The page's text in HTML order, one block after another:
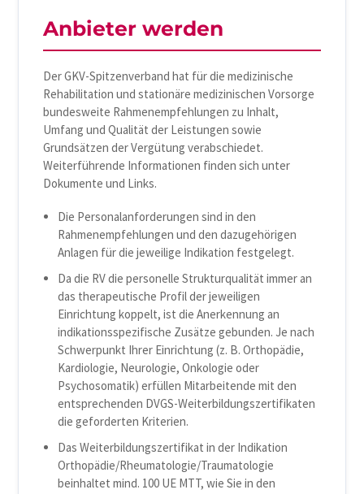
Anbieter werden
Der GKV-Spitzenverband hat für die medizinische
Rehabilitation und stationäre medizinischen Vorsorge
bundesweite Rahmenempfehlungen zu Inhalt,
Umfang und Qualität der Leistungen sowie
Grundsätzen der Vergütung verabschiedet.
Weiterführende Informationen finden sich unter
Dokumente und Links.
Die Personalanforderungen sind in den
Rahmenempfehlungen und den dazugehörigen
Anlagen für die jeweilige Indikation festgelegt.
Da die RV die personelle Strukturqualität immer an
das therapeutische Profil der jeweiligen
Einrichtung koppelt, ist die Anerkennung an
indikationsspezifische Zusätze gebunden. Je nach
Schwerpunkt Ihrer Einrichtung (z. B. Orthopädie,
Kardiologie, Neurologie, Onkologie oder
Psychosomatik) erfüllen Mitarbeitende mit den
entsprechenden DVGS-Weiterbildungszertifikaten
die geforderten Kriterien.
Das Weiterbildungszertifikat in der Indikation
Orthopädie/Rheumatologie/Traumatologie
beinhaltet mind. 100 UE MTT, wie Sie in den